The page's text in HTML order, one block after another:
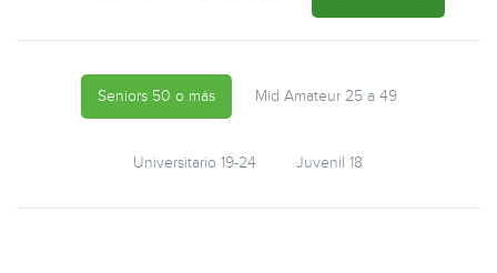
Seniors 50 o más Mid Amateur 25 a 49
Universitario 19-24 Juvenil 18